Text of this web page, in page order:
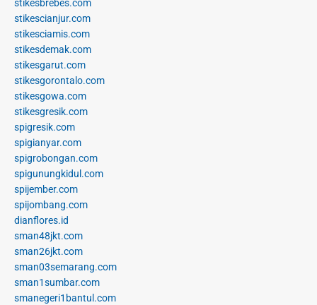
stikesbrebes.com
stikescianjur.com
stikesciamis.com
stikesdemak.com
stikesgarut.com
stikesgorontalo.com
stikesgowa.com
stikesgresik.com
spigresik.com
spigianyar.com
spigrobongan.com
spigunungkidul.com
spijember.com
spijombang.com
dianflores.id
sman48jkt.com
sman26jkt.com
sman03semarang.com
sman1sumbar.com
smanegeri1bantul.com